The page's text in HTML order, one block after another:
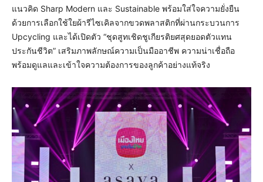
แนวคิด Sharp Modern และ Sustainable พร้อมใส่ใจความยั่งยืน
ด้วยการเลือกใช้ใยผ้ารีไซเคิลจากขวดพลาสติกที่ผ่านกระบวนการ
Upcycling และได้เปิดตัว “ชุดสูทเชิดชูเกียรติยศสุดยอดตัวแทน
ประกันชีวิต” เสริมภาพลักษณ์ความเป็นมืออาชีพ ความน่าเชื่อถือ
พร้อมดูแลและเข้าใจความต้องการของลูกค้าอย่างแท้จริง